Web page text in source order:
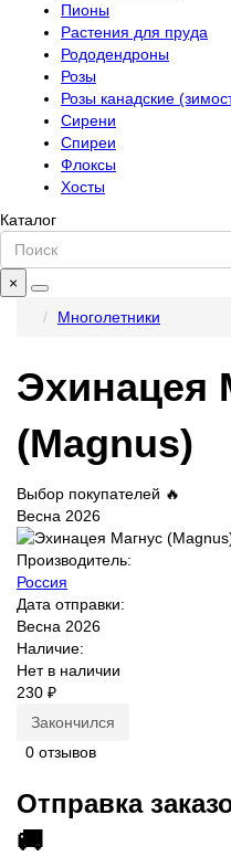
Пионы
Растения для пруда
Рододендроны
Розы
Розы канадские
Сирени
Спиреи
Флоксы
Хосты
Каталог
×
Многолетники
Эхинацея
(Magnus)
Выбор покупателей 🔥
Весна 2026
Производитель:
Россия
Дата отправки:
Весна 2026
Наличие:
Нет в наличии
230 ₽
Закончился
0 отзывов
Отправка
🚚